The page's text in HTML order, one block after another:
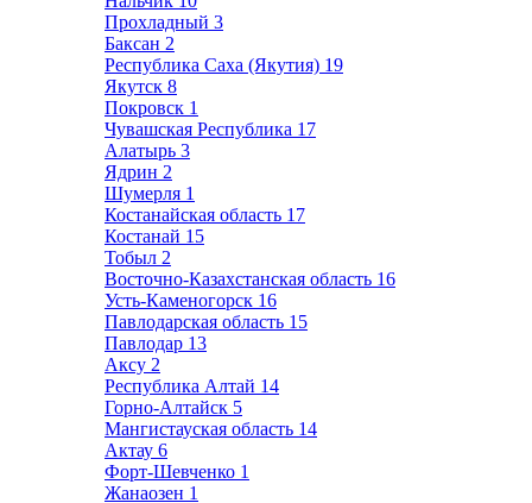
Прохладный 3
Баксан 2
Республика Саха (Якутия) 19
Якутск 8
Покровск 1
Чувашская Республика 17
Алатырь 3
Ядрин 2
Шумерля 1
Костанайская область 17
Костанай 15
Тобыл 2
Восточно-Казахстанская область 16
Усть-Каменогорск 16
Павлодарская область 15
Павлодар 13
Аксу 2
Республика Алтай 14
Горно-Алтайск 5
Мангистауская область 14
Актау 6
Форт-Шевченко 1
Жанаозен 1